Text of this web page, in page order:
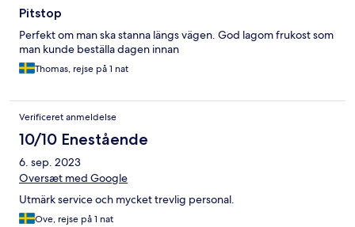
Pitstop
Perfekt om man ska stanna längs vägen. God lagom frukost som
man kunde beställa dagen innan
Thomas, rejse på 1 nat
Verificeret anmeldelse
10/10 Enestående
6. sep. 2023
Oversæt med Google
Utmärk service och mycket trevlig personal.
Ove, rejse på 1 nat